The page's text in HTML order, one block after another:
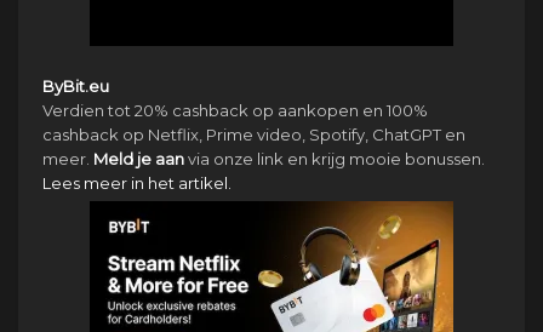
ByBit.eu
Verdien tot 20% cashback op aankopen en 100%
cashback op Netflix, Prime video, Spotify, ChatGPT en
meer. Meld je aanvia onze link en krijg mooie bonussen.
Lees meer in het artikel.